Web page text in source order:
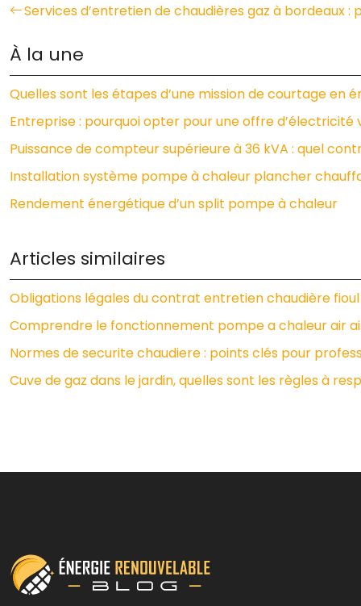
Services d’entretien de chaudières gaz à bordeaux :
À la une
Quelles sont les étapes d’une mission de courtage en
Entreprise : pourquoi opter pour une offre d’électricité
Puissance de compteur supérieure à 36 kVA : quel
Installation système pompe à chaleur plancher
Rendement énergétique d’un split pompe à chaleur
Articles similaires
Obligations légales du contrat entretien chaudière
Comprendre le fonctionnement pompe a chaleur air
Normes de securite chaudiere : points clés pour
Cuve de gaz dans le jardin, quelles sont les règles à